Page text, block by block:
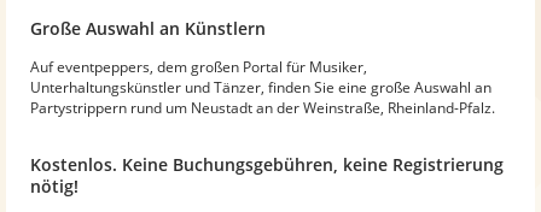
Große Auswahl an Künstlern
Auf eventpeppers, dem großen Portal für Musiker,
Unterhaltungskünstler und Tänzer, finden Sie eine große Auswahl an
Partystrippern rund um Neustadt an der Weinstraße, Rheinland-Pfalz.
Kostenlos. Keine Buchungsgebühren, keine Registrierung
nötig!